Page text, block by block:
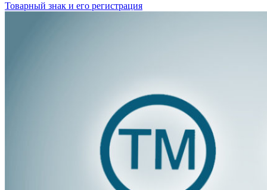
Товарный знак и его регистрация